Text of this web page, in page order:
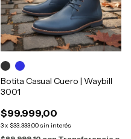
Botita Casual Cuero | Waybill
3001
$99.999,00
3x $33.333,00 sin interés